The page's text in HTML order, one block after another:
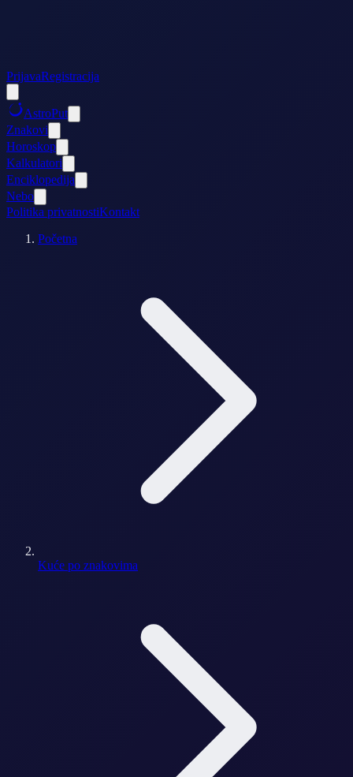
PrijavaRegistracija
AstroPut
Znakovi
Horoskop
Kalkulatori
Enciklopedija
Nebo
Politika privatnostiKontakt
Početna
Kuće po znakovima